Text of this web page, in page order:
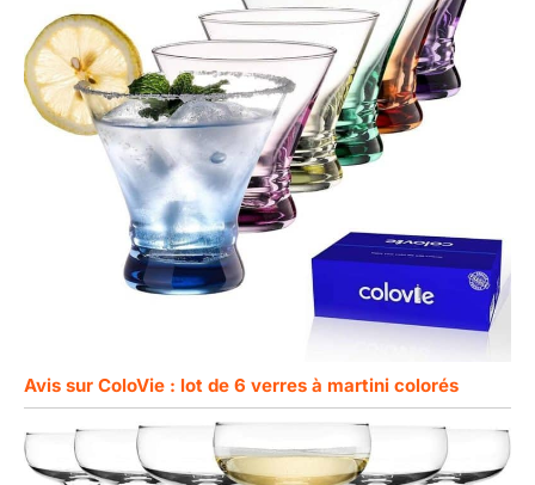
Avis sur ColoVie : lot de 6 verres à martini colorés